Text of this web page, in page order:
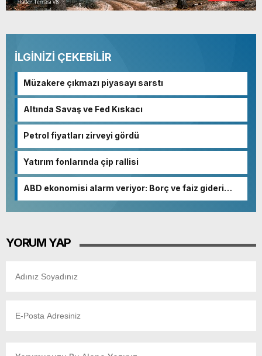
İLGİNİZİ ÇEKEBİLİR
Müzakere çıkmazı piyasayı sarstı
Altında Savaş ve Fed Kıskacı
Petrol fiyatları zirveyi gördü
Yatırım fonlarında çip rallisi
ABD ekonomisi alarm veriyor: Borç ve faiz gideri
YORUM YAP